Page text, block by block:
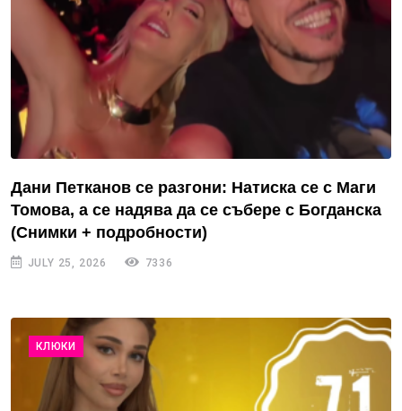
Дани Петканов се разгони: Натиска се с Маги
Томова, а се надява да се събере с Богданска
(Снимки + подробности)
JULY 25, 2026 7336
КЛЮКИ